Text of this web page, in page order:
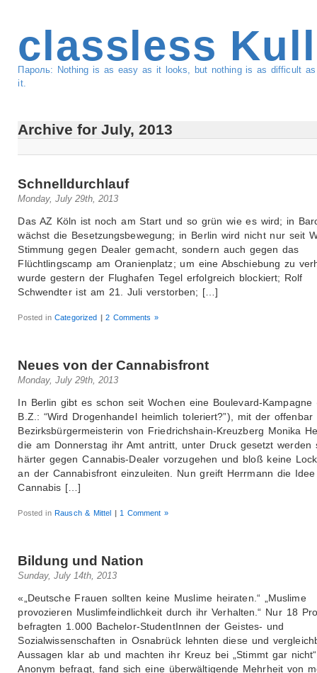
classless
Пароль: Nothing is as easy as it looks, but nothing is as difficult
it.
Archive for July, 2013
Schnelldurchlauf
Monday, July 29th, 2013
Das AZ Köln ist noch am Start und so grün wie es wird; in
wächst die Besetzungsbewegung; in Berlin wird nicht nur seit
Stimmung gegen Dealer gemacht, sondern auch gegen das
Flüchtlingscamp am Oranienplatz; um eine Abschiebung zu
wurde gestern der Flughafen Tegel erfolgreich blockiert; Rolf
Schwendter ist am 21. Juli verstorben; […]
Posted inCategorized | 2 Comments »
Neues von der Cannabisfront
Monday, July 29th, 2013
In Berlin gibt es schon seit Wochen eine Boulevard-Kampagne
B.Z.: “Wird Drogenhandel heimlich toleriert?”), mit der offenbar
Bezirksbürgermeisterin von Friedrichshain-Kreuzberg Monika
die am Donnerstag ihr Amt antritt, unter Druck gesetzt werden
härter gegen Cannabis-Dealer vorzugehen und bloß keine
an der Cannabisfront einzuleiten. Nun greift Herrmann die
Cannabis […]
Posted inRausch & Mittel | 1 Comment »
Bildung und Nation
Sunday, July 14th, 2013
«„Deutsche Frauen sollten keine Muslime heiraten.“ „Muslime
provozieren Muslimfeindlichkeit durch ihr Verhalten.“ Nur 18
befragten 1.000 Bachelor-StudentInnen der Geistes- und
Sozialwissenschaften in Osnabrück lehnten diese und
Aussagen klar ab und machten ihr Kreuz bei „Stimmt gar
Anonym befragt, fand sich eine überwältigende Mehrheit von